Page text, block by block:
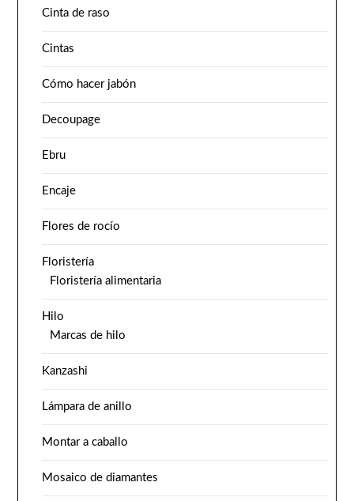
Cinta de raso
Cintas
Cómo hacer jabón
Decoupage
Ebru
Encaje
Flores de rocío
Floristería
Floristería alimentaria
Hilo
Marcas de hilo
Kanzashi
Lámpara de anillo
Montar a caballo
Mosaico de diamantes